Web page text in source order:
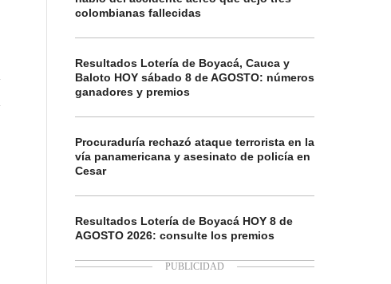
colombianas fallecidas
Resultados Lotería de Boyacá, Cauca y
Baloto HOY sábado 8 de AGOSTO: números
ganadores y premios
Procuraduría rechazó ataque terrorista en la
vía panamericana y asesinato de policía en
Cesar
Resultados Lotería de Boyacá HOY 8 de
AGOSTO 2026: consulte los premios